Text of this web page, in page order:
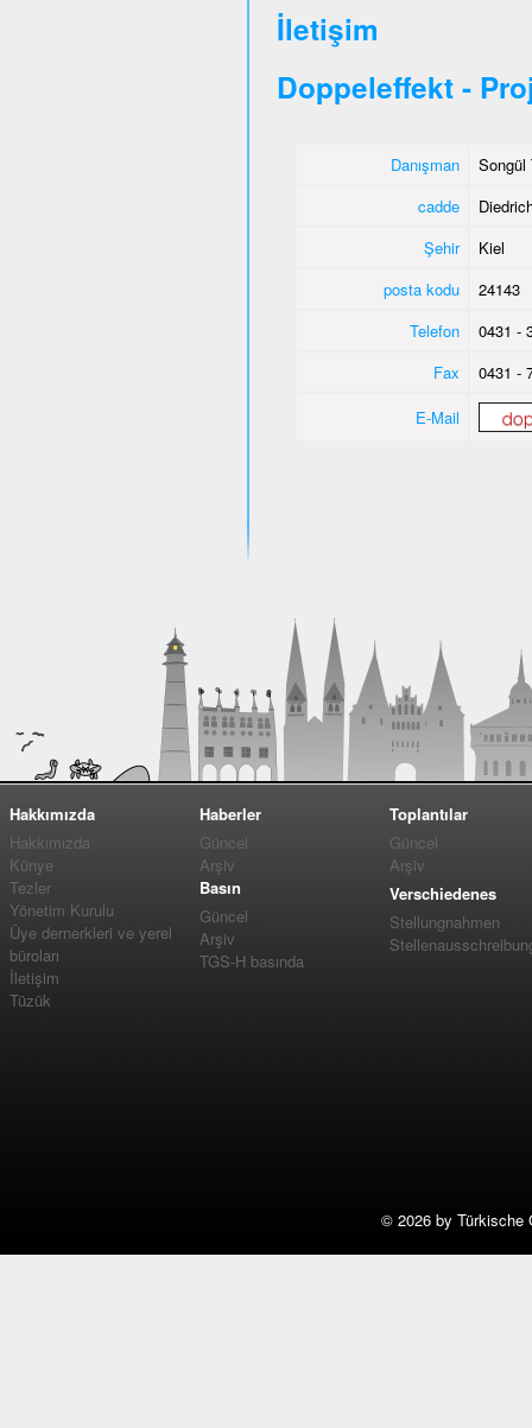
İletişim
Doppeleffekt -
Danışman
Songül
cadde
Şehir
Kiel
posta kodu
24143
Telefon
0431 -
Fax
0431 -
E-Mail
Hakkımızda
Hakkımızda
Künye
Tezler
Yönetim Kurulu
Üye dernerkleri ve yerel
büroları
İletişim
Tüzük
Haberler
Güncel
Arşiv
Basın
Güncel
Arşiv
TGS-H basında
Toplantılar
Güncel
Arşiv
Verschiedenes
Stellungnahmen
© 2026 by Türkische